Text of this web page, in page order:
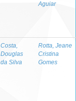
Aguiar
Costa,
Douglas
da Silva
Rotta, Jeane
Cristina
Gomes